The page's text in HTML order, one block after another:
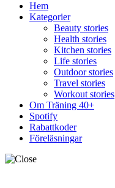
Hem
Kategorier
Beauty stories
Health stories
Kitchen stories
Life stories
Outdoor stories
Travel stories
Workout stories
Om Träning 40+
Spotify
Rabattkoder
Föreläsningar